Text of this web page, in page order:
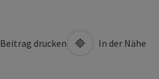
Beitrag drucken In der Nähe